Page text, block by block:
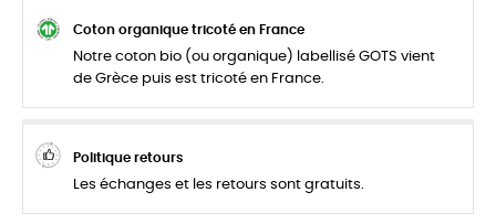
Coton organique tricoté en France
Notre coton bio (ou organique) labellisé GOTS vient
de Grèce puis est tricoté en France.
Politique retours
Les échanges et les retours sont gratuits.